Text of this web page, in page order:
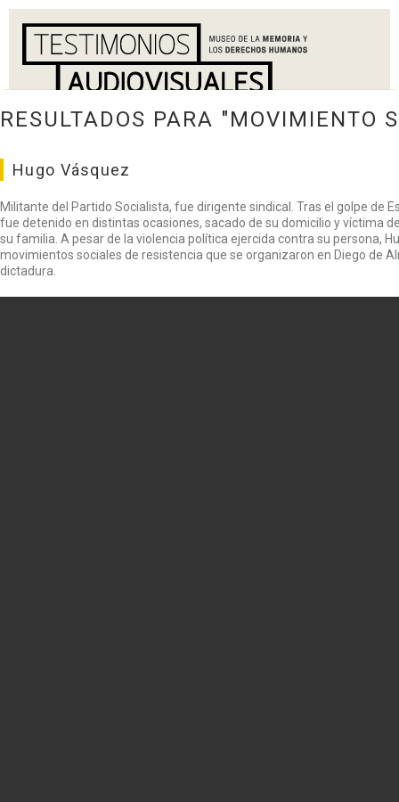
RESULTADOS PARA "MOVIMIENTO
Hugo Vásquez
Militante del Partido Socialista, fue dirigente sindical. Tras el golpe de
fue detenido en distintas ocasiones, sacado de su domicilio y víctima
su familia. A pesar de la violencia política ejercida contra su persona,
movimientos sociales de resistencia que se organizaron en Diego de
dictadura.